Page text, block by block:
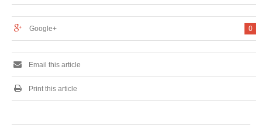
0
Google+
Email this article
Print this article